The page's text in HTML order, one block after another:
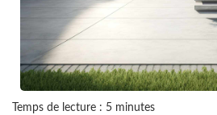
Temps de lecture : 5 minutes